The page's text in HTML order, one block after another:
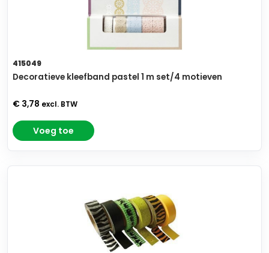
415049
Decoratieve kleefband pastel 1 m set/4 motieven
€ 3,78 excl. BTW
Voeg toe